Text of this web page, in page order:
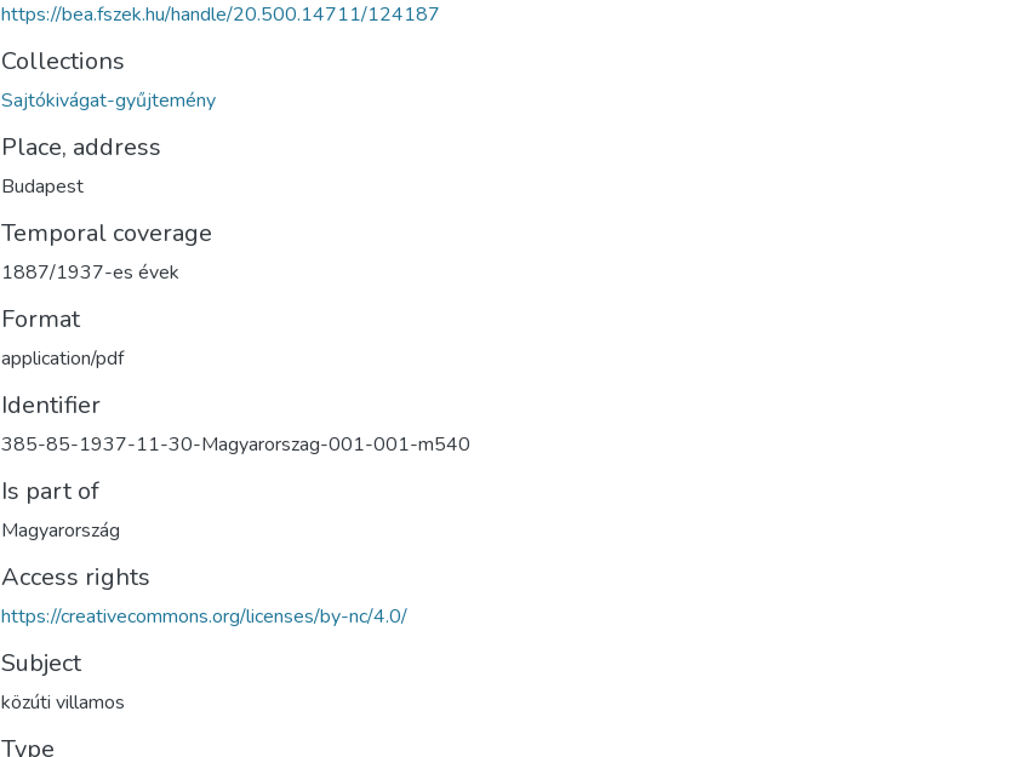
https://bea.fszek.hu/handle/20.500.14711/124187
Collections
Sajtókivágat-gyűjtemény
Place, address
Budapest
Temporal coverage
1887/1937-es évek
Format
application/pdf
Identifier
385-85-1937-11-30-Magyarorszag-001-001-m540
Is part of
Magyarország
Access rights
https://creativecommons.org/licenses/by-nc/4.0/
Subject
közúti villamos
Type